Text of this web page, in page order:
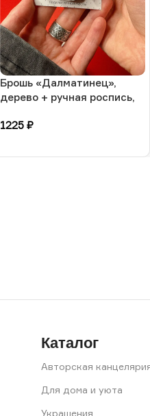
Брошь «Далматинец»,
дерево + ручная роспись,
1225 ₽
Каталог
Авторская
Для дома и уюта
Украшения